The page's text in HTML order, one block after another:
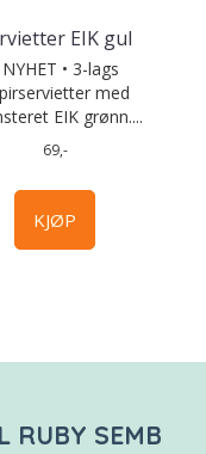
EIK gul
NYHET • 3-lags
med
EIK grønn....
69,-
KJØP
RUBY SEMB